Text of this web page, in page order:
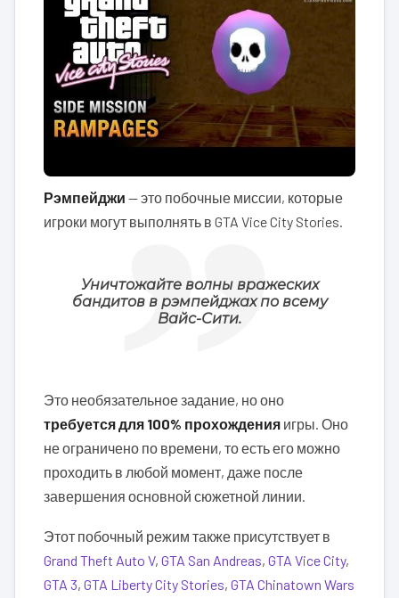
Рэмпейджи — это побочные миссии, которые
игроки могут выполнять в GTA Vice City Stories.
Уничтожайте волны вражеских
бандитов в рэмпейджах по всему
Вайс-Сити.
Это необязательное задание, но оно
требуется для 100% прохождения игры. Оно
не ограничено по времени, то есть его можно
проходить в любой момент, даже после
завершения основной сюжетной линии.
Этот побочный режим также присутствует в
Grand Theft Auto V, GTA San Andreas, GTA Vice City,
GTA 3, GTA Liberty City Stories, GTA Chinatown Wars